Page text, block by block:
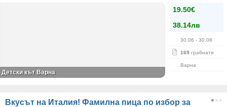
19.50€
38.14лв
30.06 - 30.08
169 грабнати
Варна
Детски кът Варна
Вкусът на Италия! Фамилна пица по избор за